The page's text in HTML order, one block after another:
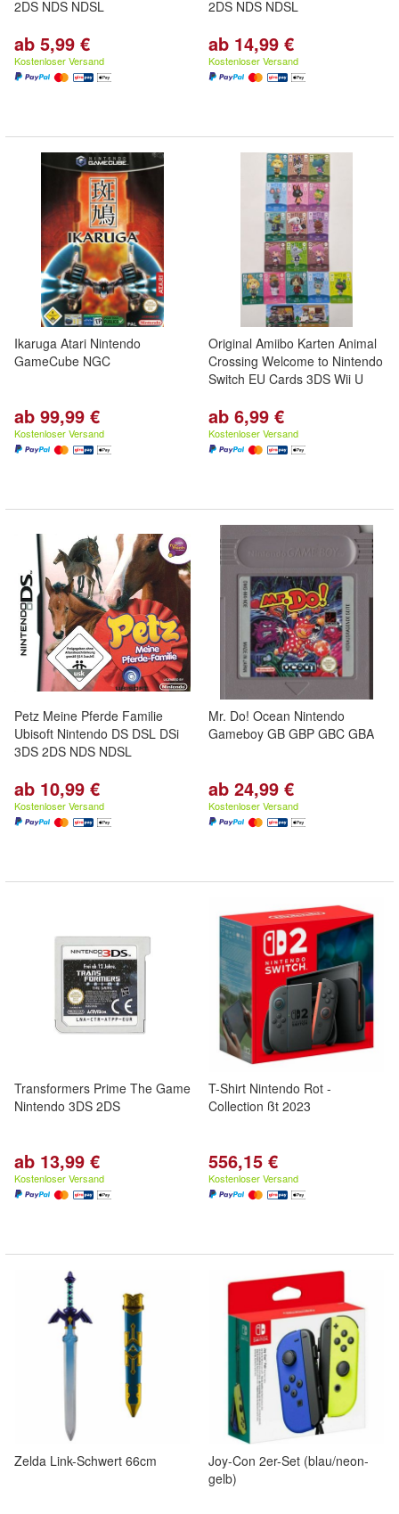
2DS NDS NDSL
ab 5,99 €
Kostenloser Versand
2DS NDS NDSL
ab 14,99 €
Kostenloser Versand
Ikaruga Atari Nintendo
GameCube NGC
ab 99,99 €
Kostenloser Versand
Original Amiibo Karten Animal
Crossing Welcome to Nintendo
Switch EU Cards 3DS Wii U
ab 6,99 €
Kostenloser Versand
Petz Meine Pferde Familie
Ubisoft Nintendo DS DSL DSi
3DS 2DS NDS NDSL
ab 10,99 €
Kostenloser Versand
Mr. Do! Ocean Nintendo
Gameboy GB GBP GBC GBA
ab 24,99 €
Kostenloser Versand
Transformers Prime The Game
Nintendo 3DS 2DS
ab 13,99 €
Kostenloser Versand
T-Shirt Nintendo Rot -
Collection ßt 2023
556,15 €
Kostenloser Versand
Zelda Link-Schwert 66cm
Joy-Con 2er-Set (blau/neon-
gelb)